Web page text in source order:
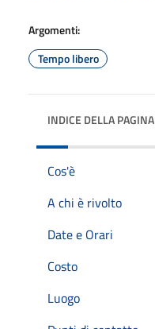
Argomenti:
Tempo libero
INDICE DELLA PAGINA
Cos'è
A chi è rivolto
Date e Orari
Costo
Luogo